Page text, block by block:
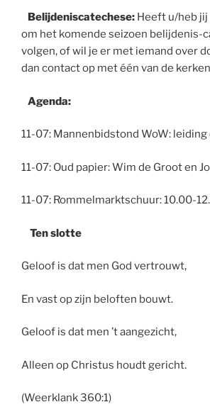
Belijdeniscatechese: Heeft u/heb
om het komende seizoen belijdenis-
volgen, of wil je er met iemand over
dan contact op met één van de
Agenda:
11-07: Mannenbidstond WoW: leiding
11-07: Oud papier: Wim de Groot en
11-07: Rommelmarktschuur: 10.00-
Ten slotte
Geloof is dat men God vertrouwt,
En vast op zijn beloften bouwt.
Geloof is dat men ’t aangezicht,
Alleen op Christus houdt gericht.
(Weerklank 360:1)